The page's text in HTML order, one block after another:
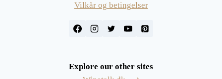
Vilkår og betingelser
Explore our other sites